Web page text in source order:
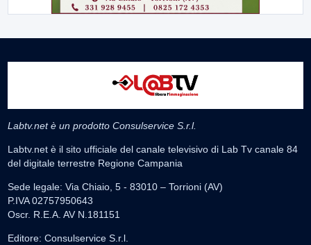
Labtv.net è un prodotto Consulservice S.r.l.
Labtv.net è il sito ufficiale del canale televisivo di Lab Tv canale 84
del digitale terrestre Regione Campania
Sede legale: Via Chiaio, 5 - 83010 – Torrioni (AV)
P.IVA 02757950643
Oscr. R.E.A. AV N.181151
Editore: Consulservice S.r.l.